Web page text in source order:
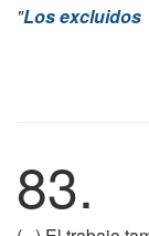
"Los excluidos
83.